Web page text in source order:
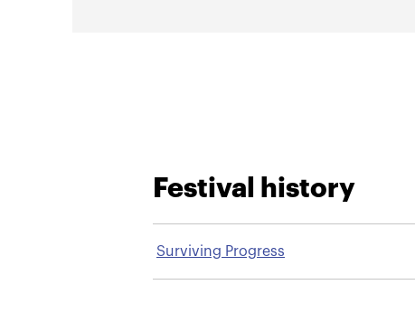
Festival history
Surviving Progress